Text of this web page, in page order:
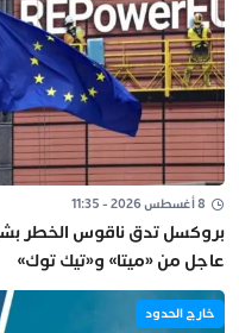
8 أغسطس 2026 - 11:35
بروكسل تدق ناقوس الخطر
عاجل من «ميتا» و«تيك توك»
خارج الحدود